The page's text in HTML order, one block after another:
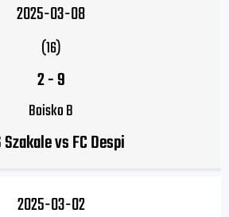
2025-03-08
(16)
2-9
Boisko B
Szakale vs FC Despi
2025-03-02